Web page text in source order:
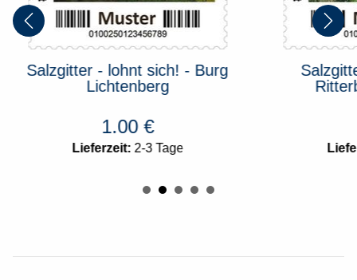
Salzgitter - lohnt sich! - Burg
Lichtenberg
1.00 €
Lieferzeit: 2-3 Tage